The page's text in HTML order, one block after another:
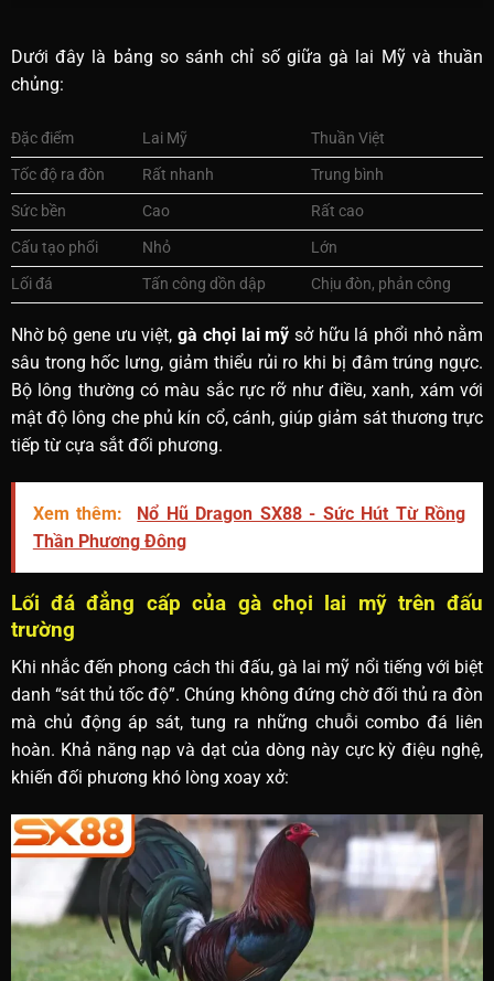
Dưới đây là bảng so sánh chỉ số giữa gà lai Mỹ và thuần
chủng:
Đặc điểm Lai Mỹ
Thuần Việt
Tốc độ ra đòn
Rất nhanh
Trung bình
Sức bền
Cao
Rất cao
Cấu tạo phổi
Nhỏ
Lớn
Lối đá
Tấn công dồn dập Chịu đòn, phản công
Nhờ bộ gene ưu việt,gà chọi lai mỹ sở hữu lá phổi nhỏ nằm
sâu trong hốc lưng, giảm thiểu rủi ro khi bị đâm trúng ngực.
Bộ lông thường có màu sắc rực rỡ như điều, xanh, xám với
mật độ lông che phủ kín cổ, cánh, giúp giảm sát thương trực
tiếp từ cựa sắt đối phương.
Xem thêm:
Nổ Hũ Dragon SX88 - Sức Hút Từ Rồng
Thần Phương Đông
Lối đá đẳng cấp của gà chọi lai mỹ trên đấu
trường
Khi nhắc đến phong cách thi đấu, gà lai mỹ nổi tiếng với biệt
danh “sát thủ tốc độ”. Chúng không đứng chờ đối thủ ra đòn
mà chủ động áp sát, tung ra những chuỗi combo đá liên
hoàn. Khả năng nạp và dạt của dòng này cực kỳ điệu nghệ,
khiến đối phương khó lòng xoay xở: